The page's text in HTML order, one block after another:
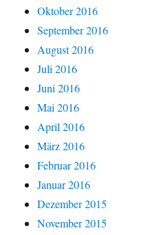
Oktober 2016
September 2016
August 2016
Juli 2016
Juni 2016
Mai 2016
April 2016
März 2016
Februar 2016
Januar 2016
Dezember 2015
November 2015